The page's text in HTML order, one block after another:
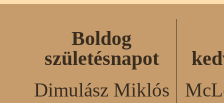
Boldog
születésnapot
Dimulász Miklós